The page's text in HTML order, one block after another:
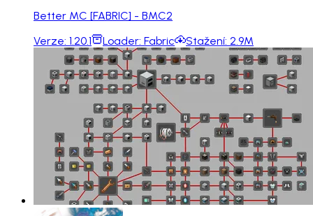
Better MC [FABRIC] - BMC2
Verze: 1.20.1 Loader: Fabric Stažení: 2.9M